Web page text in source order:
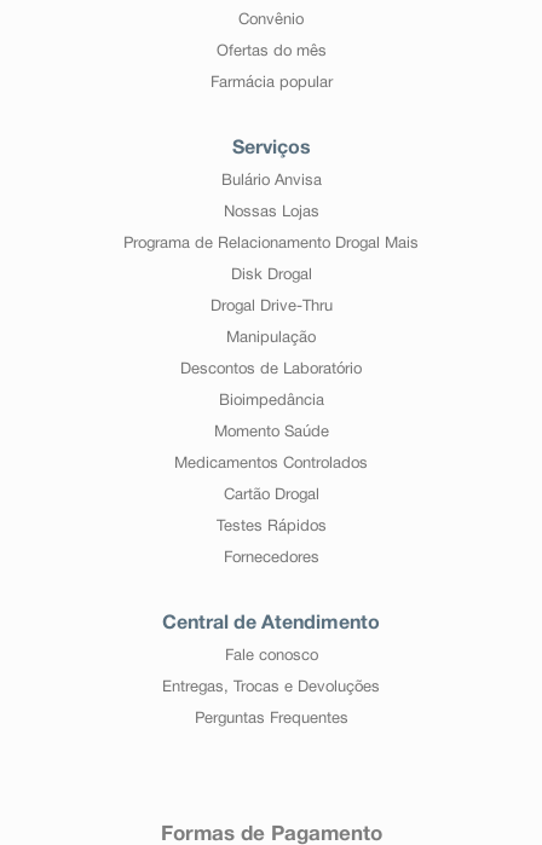
Convênio
Ofertas do mês
Farmácia popular
Serviços
Bulário Anvisa
Nossas Lojas
Programa de Relacionamento Drogal Mais
Disk Drogal
Drogal Drive-Thru
Manipulação
Descontos de Laboratório
Bioimpedância
Momento Saúde
Medicamentos Controlados
Cartão Drogal
Testes Rápidos
Fornecedores
Central de Atendimento
Fale conosco
Entregas, Trocas e Devoluções
Perguntas Frequentes
Formas de Pagamento